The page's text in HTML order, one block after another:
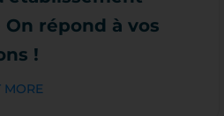
On répond à vos
!
MORE